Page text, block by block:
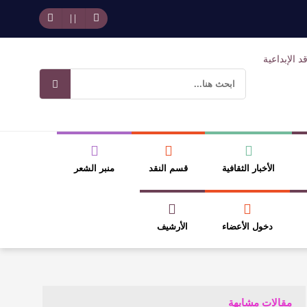
بجمهوره
الأخبار الثقافية قسم النقد منبر الشعر
دخول الأعضاء الأرشيف
مقالات مشابهة